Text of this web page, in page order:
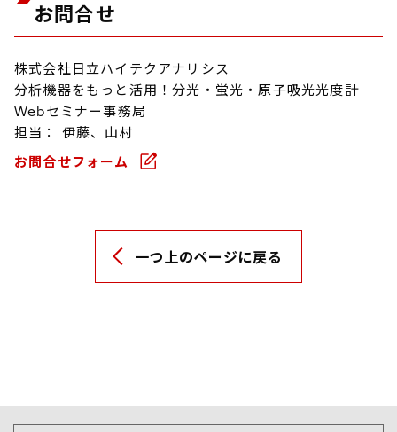
お問合せ
株式会社日立ハイテクアナリシス
分析機器をもっと活用！分光・蛍光・原子吸光光度計
Webセミナー事務局
担当： 伊藤、山村
お問合せフォーム
一つ上のページに戻る